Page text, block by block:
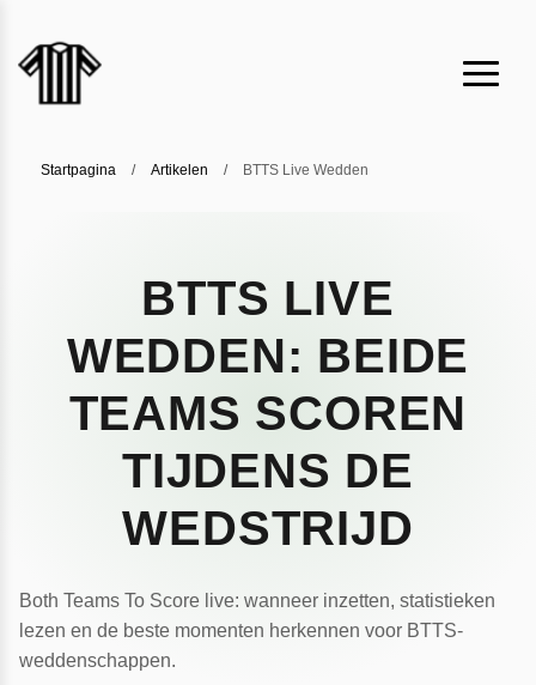
Startpagina / Artikelen / BTTS Live Wedden
BTTS LIVE
WEDDEN: BEIDE
TEAMS SCOREN
TIJDENS DE
WEDSTRIJD
Both Teams To Score live: wanneer inzetten, statistieken
lezen en de beste momenten herkennen voor BTTS-
weddenschappen.